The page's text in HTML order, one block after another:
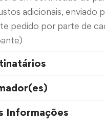
adicionais, enviado
pedido por parte de
Informações